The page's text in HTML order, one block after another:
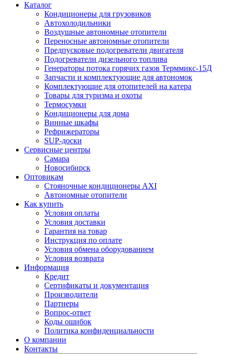
Каталог
Кондиционеры для грузовиков
Автохолодильники
Воздушные автономные отопители
Переносные автономные отопители
Предпусковые подогреватели двигателя
Подогреватели дизельного топлива
Генераторы потока горячих газов Терммикс-15Д
Запчасти и комплектующие для автономок
Комплектующие для отопителей на катера
Товары для туризма и охоты
Термосумки
Кондиционеры для дома
Винные шкафы
Рефрижераторы
SUP-доски
Сервисные центры
Самара
Новосибирск
Оптовикам
Стояночные кондиционеры AXI
Автономные отопители
Как купить
Условия оплаты
Условия доставки
Гарантия на товар
Инструкция по оплате
Условия обмена оборудованием
Условия возврата
Информация
Кредит
Сертификаты и документация
Производители
Партнеры
Вопрос-ответ
Коды ошибок
Политика конфиденциальности
О компании
Контакты